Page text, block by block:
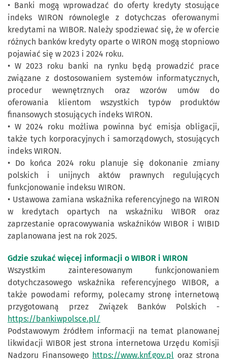
• Banki mogą wprowadzać do oferty kredyty stosujące
indeks WIRON równolegle z dotychczas oferowanymi
kredytami na WIBOR. Należy spodziewać się, że w ofercie
różnych banków kredyty oparte o WIRON mogą stopniowo
pojawiać się w 2023 i 2024 roku.
• W 2023 roku banki na rynku będą prowadzić prace
związane z dostosowaniem systemów informatycznych,
procedur wewnętrznych oraz wzorów umów do
oferowania klientom wszystkich typów produktów
finansowych stosujących indeks WIRON.
• W 2024 roku możliwa powinna być emisja obligacji,
także tych korporacyjnych i samorządowych, stosujących
indeks WIRON.
• Do końca 2024 roku planuje się dokonanie zmiany
polskich i unijnych aktów prawnych regulujących
funkcjonowanie indeksu WIRON.
• Ustawowa zamiana wskaźnika referencyjnego na WIRON
w kredytach opartych na wskaźniku WIBOR oraz
zaprzestanie opracowywania wskaźników WIBOR i WIBID
zaplanowana jest na rok 2025.
Gdzie szukać więcej informacji o WIBOR i WIRON
Wszystkim zainteresowanym funkcjonowaniem
dotychczasowego wskaźnika referencyjnego WIBOR, a
także powodami reformy, polecamy stronę internetową
przygotowaną przez Związek Banków Polskich -
https://bankiwpolsce.pl/
Podstawowym źródłem informacji na temat planowanej
likwidacji WIBOR jest strona internetowa Urzędu Komisji
Nadzoru Finansowego https://www.knf.gov.pl oraz strona